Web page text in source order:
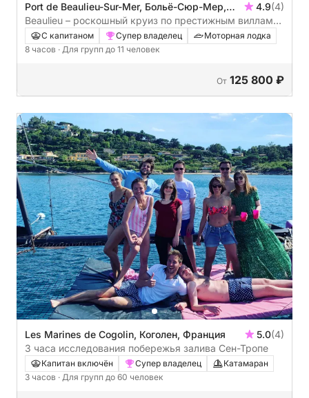
Port de Beaulieu-Sur-Mer, Больё-Сюр-Мер,
Франция
4.9(4)
Beaulieu – роскошный круиз по престижным виллам
Французской Ривьеры и Монако.
С капитаном Супер владелец
Моторная лодка
8 часов · Для групп до 11 человек
От 125 800 ₽
Les Marines de Cogolin, Коголен, Франция 5.0(4)
3 часа исследования побережья залива Сен-Тропе
Капитан включён Супер владелец
Катамаран
3 часов · Для групп до 60 человек